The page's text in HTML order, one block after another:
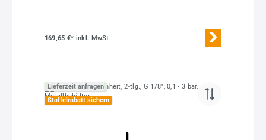
169,65 €* inkl. MwSt.
Lieferzeit anfragen
Staffelrabatt sichern